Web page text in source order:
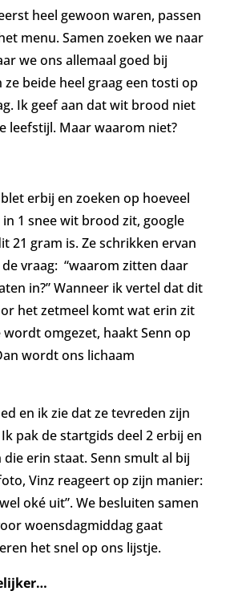
heel gewoon waren, passen
menu. Samen zoeken we naar
we ons allemaal goed bij
ze beide heel graag een tosti op
Ik geef aan dat wit brood niet
leefstijl. Maar waarom niet?
erbij en zoeken op hoeveel
1 snee wit brood zit, google
21 gram is. Ze schrikken ervan
vraag: “waarom zitten daar
in?”Wanneer ik vertel dat dit
het zetmeel komt wat erin zit
omgezet, haakt Senn op
wordt ons lichaam
en ik zie dat ze tevreden zijn
Ik pak de startgids deel 2 erbij en
erin staat. Senn smult al bij
Vinz reageert op zijn manier:
oké uit”. We besluiten samen
woensdagmiddag gaat
het snel op ons lijstje.